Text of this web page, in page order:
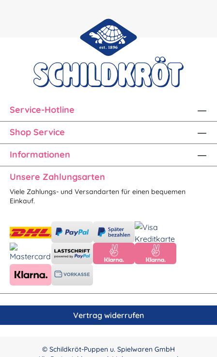
Service-Hotline
Shop Service
Informationen
Unsere Zahlungsarten
Viele Zahlungs- und Versandarten für einen bequemen
Einkauf.
Vertrag widerrufen
© Schildkröt-Puppen u. Spielwaren GmbH